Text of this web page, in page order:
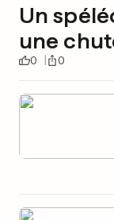
Un
une
0 0